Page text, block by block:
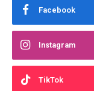
Facebook
Instagram
TikTok